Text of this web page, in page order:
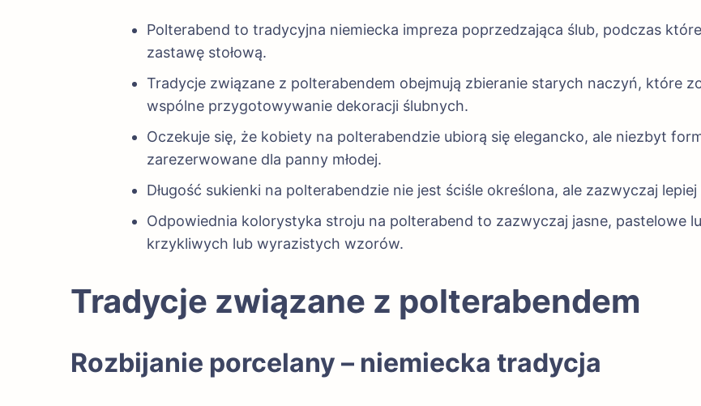
Polterabend to tradycyjna niemiecka impreza poprzedzająca ślub, podczas
zastawę stołową.
Tradycje związane z polterabendem obejmują zbieranie starych naczyń, które
wspólne przygotowywanie dekoracji ślubnych.
Oczekuje się, że kobiety na polterabendzie ubiorą się elegancko, ale niezbyt
zarezerwowane dla panny młodej.
Długość sukienki na polterabendzie nie jest ściśle określona, ale zazwyczaj
Odpowiednia kolorystyka stroju na polterabend to zazwyczaj jasne, pastelowe
krzykliwych lub wyrazistych wzorów.
Tradycje związane z polterabendem
Rozbijanie porcelany – niemiecka tradycja